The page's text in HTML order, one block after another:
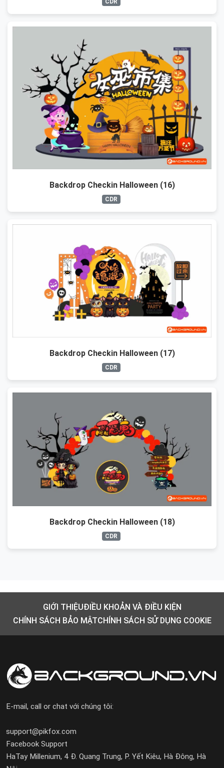
Backdrop Checkin Halloween (16)
CDR
Backdrop Checkin Halloween (17)
CDR
Backdrop Checkin Halloween (18)
CDR
GIỚI THIỆUĐIỀU KHOẢN VÀ ĐIỀU KIỆN
CHÍNH SÁCH BẢO MẬTCHÍNH SÁCH SỬ DỤNG COOKIE
E-mail, call or chat với chúng tôi:
support@pikfox.com
Facebook Support
HaTay Millenium, 4 Đ. Quang Trung, P. Yết Kiêu, Hà Đông, Hà